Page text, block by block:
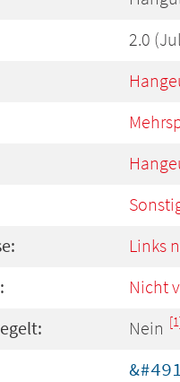
2.0
Links
Nicht
Nein